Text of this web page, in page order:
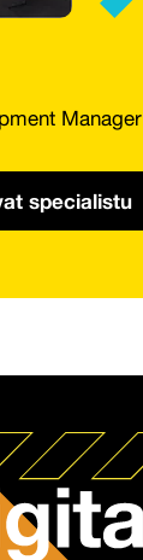
Manager
specialistu